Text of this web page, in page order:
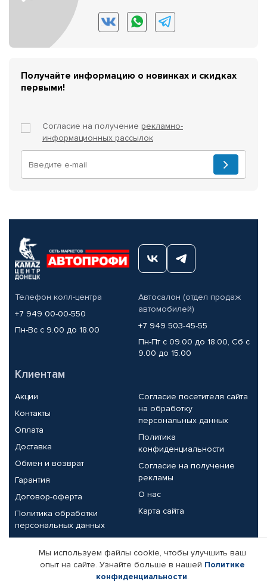
Получайте информацию о новинках и скидках
первыми!
Согласие на получение рекламно-
информационных рассылок
Телефон колл-центра
+7 949 00-00-550
Пн-Вс с 9.00 до 18.00
Автосалон (отдел продаж
автомобилей)
+7 949 503-45-55
Пн-Пт с 09.00 до 18.00, Сб с
9.00 до 15.00
Клиентам
Акции
Контакты
Оплата
Доставка
Обмен и возврат
Гарантия
Договор-оферта
Политика обработки
персональных данных
Согласие посетителя сайта
на обработку
персональных данных
Политика
конфиденциальности
Согласие на получение
рекламы
О нас
Карта сайта
Партнерам
Корпоративным клиентам Реквизиты компании
Мы используем файлы cookie, чтобы улучшить ваш
опыт на сайте. Узнайте больше в нашей Политике
конфиденциальности.